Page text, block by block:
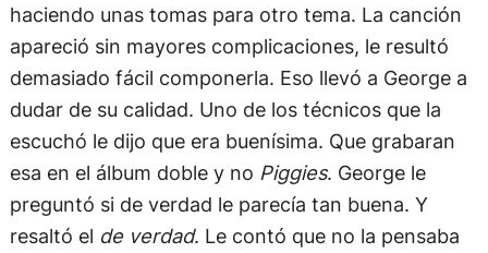
haciendo unas tomas para otro tema. La canción
apareció sin mayores complicaciones, le resultó
demasiado fácil componerla. Eso llevó a George a
dudar de su calidad. Uno de los técnicos que la
escuchó le dijo que era buenísima. Que grabaran
esa en el álbum doble y no Piggies. George le
preguntó si de verdad le parecía tan buena. Y
resaltó el de verdad. Le contó que no la pensaba